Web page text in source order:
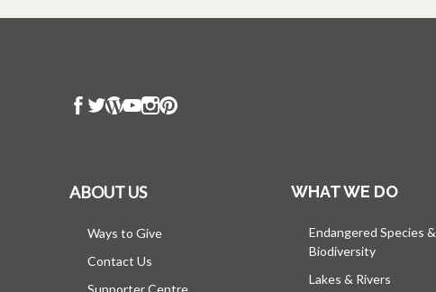
ABOUT US
Ways to Give
Contact Us
Supporter Centre
WHAT WE DO
Endangered Species &
Biodiversity
Lakes & Rivers